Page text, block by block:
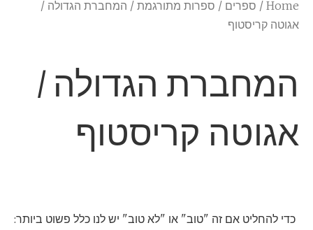
Home
/ ספרים / ספרות מתורגמת / המחברת הגדולה /
אגוטה קריסטוף
המחברת הגדולה /
אגוטה קריסטוף
כדי להחליט אם זה "טוב" או "לא טוב" יש לנו כלל פשוט ביותר: